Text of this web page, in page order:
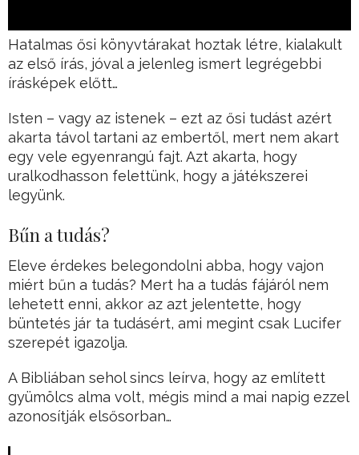
Hatalmas ősi könyvtárakat hoztak létre, kialakult
az első írás, jóval a jelenleg ismert legrégebbi
írásképek előtt…
Isten – vagy az istenek – ezt az ősi tudást azért
akarta távol tartani az embertől, mert nem akart
egy vele egyenrangú fajt. Azt akarta, hogy
uralkodhasson felettünk, hogy a játékszerei
legyünk.
Bűn a tudás?
Eleve érdekes belegondolni abba, hogy vajon
miért bűn a tudás? Mert ha a tudás fájáról nem
lehetett enni, akkor az azt jelentette, hogy
büntetés jár ta tudásért, ami megint csak Lucifer
szerepét igazolja.
A Bibliában sehol sincs leírva, hogy az említett
gyümölcs alma volt, mégis mind a mai napig ezzel
azonosítják elsősorban…